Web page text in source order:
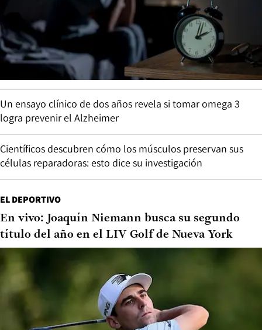
Un ensayo clínico de dos años revela si tomar omega 3
logra prevenir el Alzheimer
Científicos descubren cómo los músculos preservan sus
células reparadoras: esto dice su investigación
EL DEPORTIVO
En vivo: Joaquín Niemann busca su segundo
título del año en el LIV Golf de Nueva York